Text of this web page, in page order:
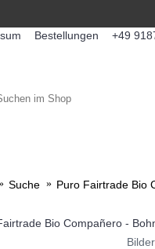
Bestellungen +49
Suche Puro Fairtrade Bio